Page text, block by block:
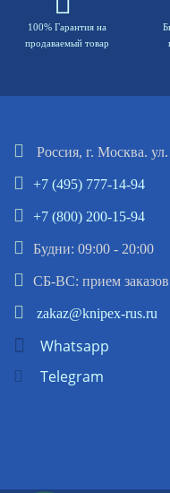
100% Гарантия на
продаваемый товар
Россия, г. Москва.
+7 (495) 777-14-94
+7 (800) 200-15-94
Будни: 09:00 - 20:00
СБ-ВС: прием заказов
zakaz@knipex-rus.ru
Whatsapp
Telegram